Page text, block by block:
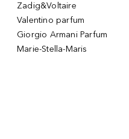
Zadig&Voltaire
Valentino parfum
Giorgio Armani Parfum
Marie-Stella-Maris